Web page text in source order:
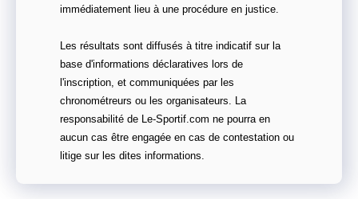
immédiatement lieu à une procédure en justice.
Les résultats sont diffusés à titre indicatif sur la
base d'informations déclaratives lors de
l'inscription, et communiquées par les
chronométreurs ou les organisateurs. La
responsabilité de Le-Sportif.com ne pourra en
aucun cas être engagée en cas de contestation ou
litige sur les dites informations.